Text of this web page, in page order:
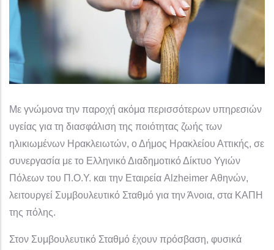
Με γνώμονα την παροχή ακόμα περισσότερων υπηρεσιών
υγείας για τη διασφάλιση της ποιότητας ζωής των
ηλικιωμένων Ηρακλειωτών, ο Δήμος Ηρακλείου Αττικής, σε
συνεργασία με το Ελληνικό Διαδημοτικό Δίκτυο Υγιών
Πόλεων του Π.Ο.Υ. και την Εταιρεία Alzheimer Αθηνών,
λειτουργεί Συμβουλευτικό Σταθμό για την Άνοια, στα ΚΑΠΗ
της πόλης.
Στον Συμβουλευτικό Σταθμό έχουν πρόσβαση, φυσικά